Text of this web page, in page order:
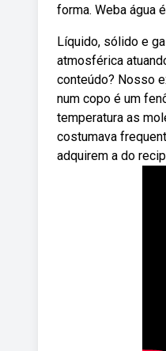
forma. Weba água
Líquido, sólido e
atmosférica
conteúdo? Nosso
num copo é um
temperatura as
costumava
adquirem a do